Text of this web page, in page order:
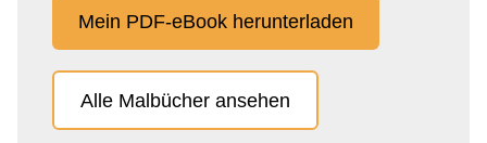
Mein PDF-eBook herunterladen
Alle Malbücher ansehen